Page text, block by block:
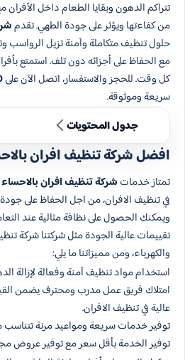
تتراكم الدهون وبقايا الطعام داخل
من كفاءتها ويؤثر على جودة الطهي. تقدم
حلول تنظيف متكاملة وآمنة تزيل الرواسب
مع الحفاظ على أجزائه دون تلف. استمتع
كل وقت. للحجز والاستفسار، اتصل الآن على
سريعة وموثوقة.
جدول المحتويات
افضل شركة تنظيف افران
تمتاز خدمات شركة تنظيف افران
في تنظيف الافران، من اجل الحفاظ على
ويمكنك الحصول على نظافة مثالية عند
تقييمات عالية الجودة مثل شركتنا شركة
والكهرباء، ومن مميزاتنا ما يلي:
استخدام مواد تنظيف آمنة وفعالة لإزالة
امتلاك فريق عمل مدرب ومحترف يضمن
عالية في تنظيف الافران.
توفير خدمات سريعة ومواعيد مرنة
توفير الخدمة بأقل سعر مع توفير عروض